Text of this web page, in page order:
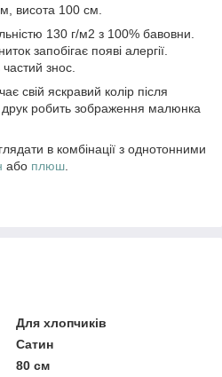
висота 100 см.
130 г/м2 з 100% бавовни.
запобігає появі алергії.
знос.
свій яскравий колір після
робить зображення малюнка
в комбінації з однотонними
або плюш
Для хлопчиків
Сатин
80 см